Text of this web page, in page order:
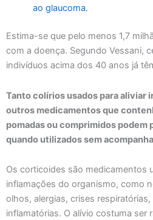
ao glaucoma.
Estima-se que pelo menos 1,7
com a doença. Segundo Vessani,
indivíduos acima dos 40 anos já
Tanto colírios usados para aliviar
outros medicamentos que
pomadas ou comprimidos podem
quando utilizados sem
Os corticoides são medicamentos
inflamações do organismo, como
olhos, alergias, crises
inflamatórias. O alívio costuma ser